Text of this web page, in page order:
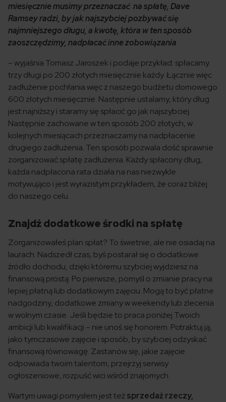
miesięcznie musimy przeznaczać na spłatę, Dave
Ramsey radzi, by jak najszybciej pozbywać się
najmniejszego długu, a kwotę, która w ten sposób
zaoszczędzimy, nadpłacać inne zobowiązania
– wyjaśnia Tomasz Jaroszek i podaje przykład: spłacamy
trzy długi po 200 złotych miesięcznie każdy. Łącznie więc
zadłużenie pochłania więc z naszego budżetu domowego
600 złotych miesięcznie. Następnie ustalamy, który dług
jest najniższy i staramy się spłacić go jak najszybciej.
Następnie zachowane w ten sposób 200 złotych, w
kolejnych miesiącach przeznaczamy na nadpłacenie
drugiego zadłużenia. Ten sposób pozwala dość sprawnie
zorganizować spłatę zadłużenia. Każdy spłacony dług,
każda nadpłacona rata działa na nas niezwykle
motywująco i jest wyrazistym przykładem, że coraz bliżej
do naszego celu.
Znajdź dodatkowe środki na spłatę
Zorganizowałeś plan spłat? To świetnie, ale nie osiadaj na
laurach. Nadszedł czas, byś postarał się o dodatkowe
źródło dochodu, dzięki któremu szybciej wyjdziesz na
finansową prostą. Po pierwsze, pomyśl o zmianie pracy na
lepiej płatną lub dodatkowym zajęciu. Mogą to być płatne
nadgodziny, dodatkowe zmiany w weekendy lub zlecenia
w wolnym czasie. Jeśli będzie to praca poniżej Twoich
ambicji lub kwalifikacji – nie unoś się honorem. Potraktuj ją,
jako tymczasowe zajęcie i sposób, by szybciej odzyskać
finansową równowagę. Zastanów się, jakie zajęcie
odpowiada twoim talentom, przejrzyj serwisy
ogłoszeniowe, rozpuść wici wśród znajomych.
Wartym uwagi pomysłem jest teżsprzedaż rzeczy,